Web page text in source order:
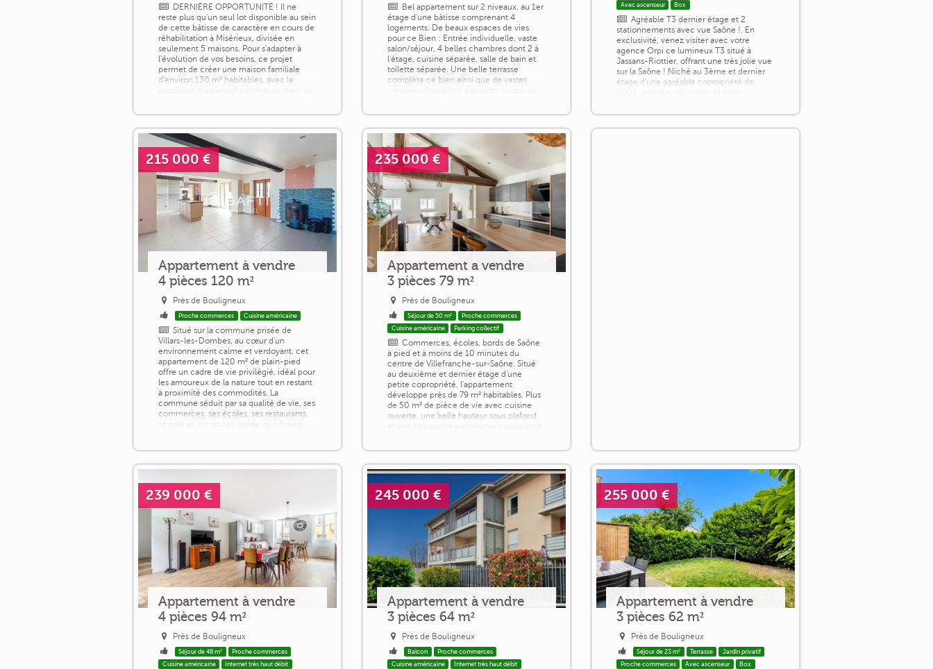
DERNIÈRE OPPORTUNITÉ ! Il ne
reste plus qu'un seul lot disponible au sein
de cette bâtisse de caractère en cours de
réhabilitation à Misérieux, divisée en
seulement 5 maisons. Pour s'adapter à
l'évolution de vos besoins, ce projet
permet de créer une maison familiale
d'environ 130 m² habitables, avec la
Bel appartement sur 2 niveaux, au 1er
étage d'une bâtisse comprenant 4
logements. De beaux espaces de vies
pour ce Bien : Entrée individuelle, vaste
salon/séjour, 4 belles chambres dont 2 à
l'étage, cuisine séparée, salle de bain et
toilette séparée. Une belle terrasse
complète ce bien ainsi que de vastes
Avec ascenseur
Box
Agréable T3 dernier étage et 2
stationnements avec vue Saône !. En
exclusivité, venez visiter avec votre
agence Orpi ce lumineux T3 situé à
Jassans-Riottier, offrant une très jolie vue
sur la Saône ! Niché au 3ème et dernier
étage d'une agréable copropriété de
(loi Carrez) comprend une entrée, une
215 000 €
Appartement à vendre
4 pièces 120 m²
Près de Bouligneux
Proche commerces Cuisine américaine
Situé sur la commune prisée de
Villars-les-Dombes, au cœur d'un
environnement calme et verdoyant, cet
appartement de 120 m² de plain-pied
offre un cadre de vie privilégié, idéal pour
les amoureux de la nature tout en restant
à proximité des commodités. La
commune séduit par sa qualité de vie, ses
commerces, ses écoles, ses restaurants,
235 000 €
Appartement a vendre
3 pièces 79 m²
Près de Bouligneux
Séjour de 50 m²
Proche commerces
Cuisine américaine
Parking collectif
Commerces, écoles, bords de Saône
à pied et à moins de 10 minutes du
centre de Villefranche-sur-Saône. Situé
au deuxième et dernier étage d'une
petite copropriété, l'appartement
développe près de 79 m² habitables. Plus
de 50 m² de pièce de vie avec cuisine
ouverte, une belle hauteur sous plafond
239 000 €
Appartement à vendre
4 pièces 94 m²
Près de Bouligneux
Séjour de 48 m²
Proche commerces
Cuisine américaine
Internet très haut débit
245 000 €
Appartement à vendre
3 pièces 64 m²
Près de Bouligneux
Balcon
Proche commerces
Cuisine américaine
Internet très haut débit
255 000 €
Appartement à vendre
3 pièces 62 m²
Près de Bouligneux
Séjour de 23 m² Terrasse
Jardin privatif
Proche commerces
Avec ascenseur Box